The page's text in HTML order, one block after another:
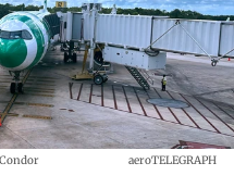
aeroTELEGRAPH